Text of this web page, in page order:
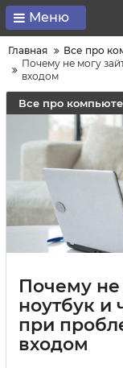
Меню
Главная
Все про
Почему не могу
входом
Все про
Почему не
ноутбук и
при
входом